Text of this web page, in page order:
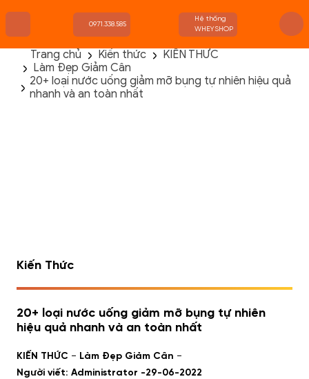
TRANG CHỦ
FLASH SALE
0971.338.585
Hệ thống
WHEYSHOP
Trang chủ Kiến thức
KIẾN THỨC
Làm Đẹp Giảm Cân
20+ loại nước uống giảm mỡ bụng tự nhiên hiệu quả
nhanh và an toàn nhất
Kiến Thức
20+ loại nước uống giảm mỡ bụng tự nhiên
hiệu quả nhanh và an toàn nhất
KIẾN THỨC - Làm Đẹp Giảm Cân -
Người viết: Administrator -29-06-2022